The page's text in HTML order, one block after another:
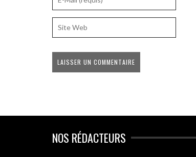
NOS RÉDACTEURS